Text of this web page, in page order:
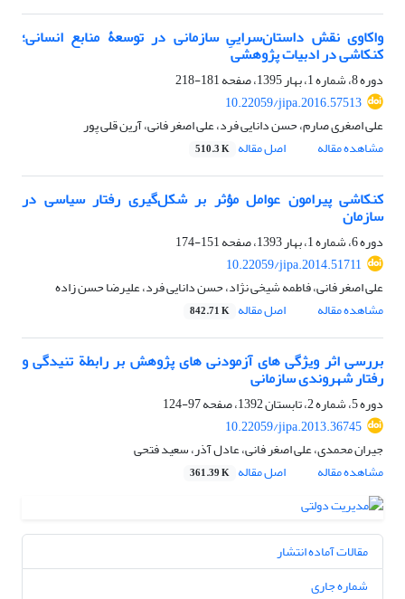
واکاوی نقش داستان‌سراییِ سازمانی در توسعۀ منابع انسانی؛
کنکاشی در ادبیات پژوهشی
دوره 8، شماره 1، بهار 1395، صفحه
181-218
10.22059/jipa.2016.57513
علی اصغری صارم، حسن دانایی فرد، علی اصغر فانی، آرین قلی پور
مشاهده مقاله
اصل مقاله 510.3 K
کنکاشی پیرامون عوامل مؤثر بر شکل‌گیری رفتار سیاسی در
سازمان
دوره 6، شماره 1، بهار 1393، صفحه
151-174
10.22059/jipa.2014.51711
علی اصغر فانی، فاطمه شیخی نژاد، حسن دانایی فرد، علیرضا حسن زاده
مشاهده مقاله
اصل مقاله 842.71 K
بررسی اثر ویژگی های آزمودنی های پژوهش بر رابطة تنیدگی و
رفتار شهروندی سازمانی
دوره 5، شماره 2، تابستان 1392، صفحه
97-124
10.22059/jipa.2013.36745
جیران محمدی، علی اصغر فانی، عادل آذر، سعید فتحی
مشاهده مقاله
اصل مقاله 361.39 K
مقالات آماده انتشار
شماره جاری